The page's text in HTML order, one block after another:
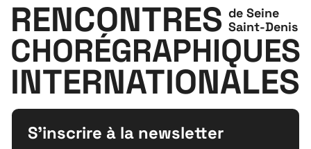
À propos
RENCONTRES
CHORÉGRAPHIQUES
INTERNATIONALES
de Seine
Saint-Denis
S'inscrire à la newsletter